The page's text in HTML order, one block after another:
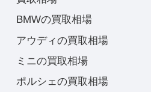
BMWの買取相場
アウディの買取相場
ミニの買取相場
ポルシェの買取相場